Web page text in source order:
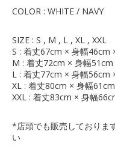
COLOR : WHITE / NAVY
SIZE : S , M , L , XL , XXL
S : 着丈67cm × 身幅46cm
M : 着丈72cm × 身幅
L : 着丈77cm × 身幅56cm
XL : 着丈80cm × 身幅
XXL : 着丈83cm × 身幅
*店頭でも販売しておりま
い